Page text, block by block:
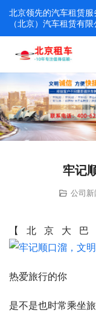
牢记
公司新
【北京大巴
热爱旅行的你
是不是也时常乘坐
北京领先的汽车租赁
（北京）汽车租赁有限